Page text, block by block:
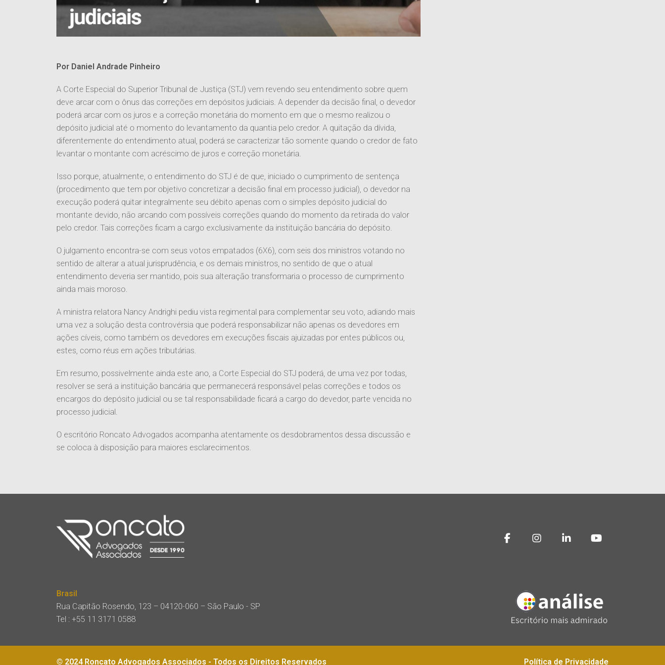
Por Daniel Andrade Pinheiro
A Corte Especial do Superior Tribunal de Justiça (STJ) vem revendo seu entendimento sobre quem
deve arcar com o ônus das correções em depósitos judiciais. A depender da decisão final, o devedor
poderá arcar com os juros e a correção monetária do momento em que o mesmo realizou o
depósito judicial até o momento do levantamento da quantia pelo credor. A quitação da dívida,
diferentemente do entendimento atual, poderá se caracterizar tão somente quando o credor de fato
levantar o montante com acréscimo de juros e correção monetária.
Isso porque, atualmente, o entendimento do STJ é de que, iniciado o cumprimento de sentença
(procedimento que tem por objetivo concretizar a decisão final em processo judicial), o devedor na
execução poderá quitar integralmente seu débito apenas com o simples depósito judicial do
montante devido, não arcando com possíveis correções quando do momento da retirada do valor
pelo credor. Tais correções ficam a cargo exclusivamente da instituição bancária do depósito.
O julgamento encontra-se com seus votos empatados (6X6), com seis dos ministros votando no
sentido de alterar a atual jurisprudência, e os demais ministros, no sentido de que o atual
entendimento deveria ser mantido, pois sua alteração transformaria o processo de cumprimento
ainda mais moroso.
A ministra relatora Nancy Andrighi pediu vista regimental para complementar seu voto, adiando mais
uma vez a solução desta controvérsia que poderá responsabilizar não apenas os devedores em
ações cíveis, como também os devedores em execuções fiscais ajuizadas por entes públicos ou,
estes, como réus em ações tributárias.
Em resumo, possivelmente ainda este ano, a Corte Especial do STJ poderá, de uma vez por todas,
resolver se será a instituição bancária que permanecerá responsável pelas correções e todos os
encargos do depósito judicial ou se tal responsabilidade ficará a cargo do devedor, parte vencida no
processo judicial.
O escritório Roncato Advogados acompanha atentamente os desdobramentos dessa discussão e
se coloca à disposição para maiores esclarecimentos.
Brasil
Rua Capitão Rosendo, 123 – 04120-060 – São Paulo - SP
Tel : +55 11 3171 0588
© 2024 Roncato Advogados Associados - Todos os Direitos Reservados Política de Privacidade